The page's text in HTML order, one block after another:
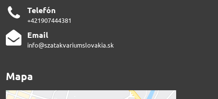
Telefón
+421907444381
Email
info@szatakvariumslovakia.sk
Mapa